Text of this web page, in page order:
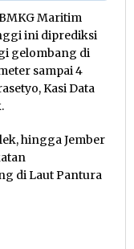
Maritim
ini diprediksi
gelombang di
sampai 4
Kasi Data
hingga Jember
di Laut Pantura